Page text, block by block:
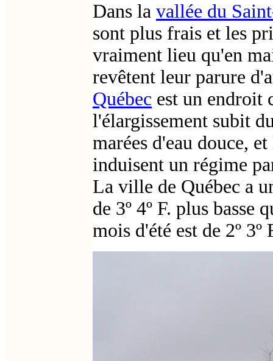
Dans la vallée du
sont plus frais et les
vraiment lieu qu'en
revêtent leur parure
Québec est un endroit
l'élargissement subit
marées d'eau douce,
induisent un régime
La ville de Québec a
de 3º 4º F. plus
mois d'été est de 2º 3º